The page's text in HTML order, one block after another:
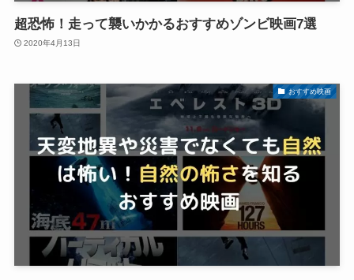
超恐怖！走って襲いかかるおすすめゾンビ映画7選
2020年4月13日
おすすめ映画